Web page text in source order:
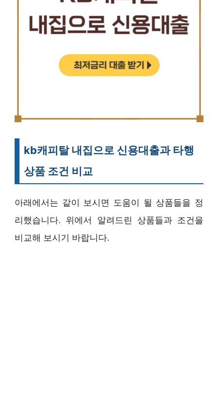
kb캐피탈 내집으로 신용대출과 타행
상품 조건 비교
아래에서는 같이 보시면 도움이 될 상품들을 정
리했습니다. 위에서 알려드린 상품들과 조건을
비교해 보시기 바랍니다.